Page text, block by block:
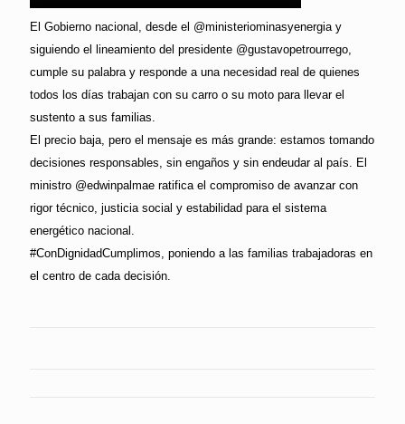
El Gobierno nacional, desde el @ministeriominasyenergia y
siguiendo el lineamiento del presidente @gustavopetrourrego,
cumple su palabra y responde a una necesidad real de quienes
todos los días trabajan con su carro o su moto para llevar el
sustento a sus familias.
El precio baja, pero el mensaje es más grande: estamos tomando
decisiones responsables, sin engaños y sin endeudar al país. El
ministro @edwinpalmae ratifica el compromiso de avanzar con
rigor técnico, justicia social y estabilidad para el sistema
energético nacional.
#ConDignidadCumplimos, poniendo a las familias trabajadoras en
el centro de cada decisión.